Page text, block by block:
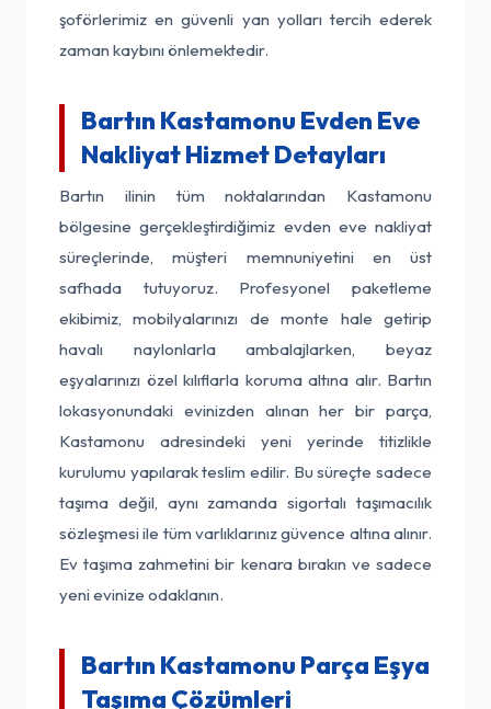
şoförlerimiz en güvenli yan yolları tercih ederek
zaman kaybını önlemektedir.
Bartın Kastamonu Evden Eve
Nakliyat Hizmet Detayları
Bartın ilinin tüm noktalarından Kastamonu
bölgesine gerçekleştirdiğimiz evden eve nakliyat
süreçlerinde, müşteri memnuniyetini en üst
safhada tutuyoruz. Profesyonel paketleme
ekibimiz, mobilyalarınızı de monte hale getirip
havalı naylonlarla ambalajlarken, beyaz
eşyalarınızı özel kılıflarla koruma altına alır. Bartın
lokasyonundaki evinizden alınan her bir parça,
Kastamonu adresindeki yeni yerinde titizlikle
kurulumu yapılarak teslim edilir. Bu süreçte sadece
taşıma değil, aynı zamanda sigortalı taşımacılık
sözleşmesi ile tüm varlıklarınız güvence altına alınır.
Ev taşıma zahmetini bir kenara bırakın ve sadece
yeni evinize odaklanın.
Bartın Kastamonu Parça Eşya
Taşıma Çözümleri